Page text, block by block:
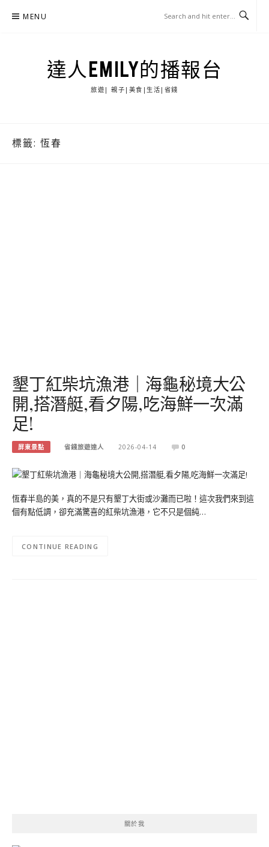
MENU
達人EMILY的播報台
旅遊| 親子|美食|生活|省錢
標籤: 恆春
墾丁紅柴坑漁港｜海龜秘境大公
開,搭潛艇,看夕陽,吃海鮮一次滿
足!
屏東景點 省錢旅遊達人 2026-04-14 0
恆春半島的美，真的不是只有墾丁大街或沙灘而已啦！這次我們來到這
個有點低調，卻充滿驚喜的紅柴坑漁港，它不只是個純…
CONTINUE READING
關於我